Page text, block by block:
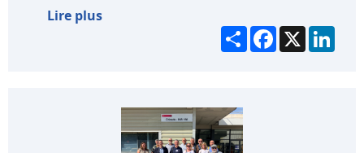
Lire plus
PartagerFacebook
X